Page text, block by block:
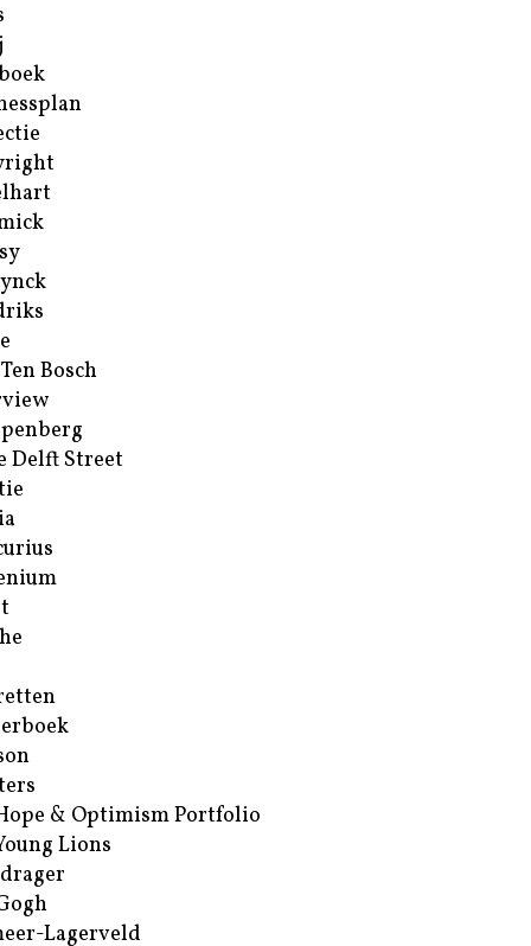
Bosch
Delft Street
& Optimism Portfolio
Lions
Lagerveld